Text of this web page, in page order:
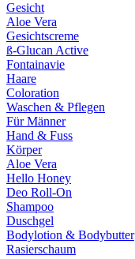
Gesicht
Aloe Vera
Gesichtscreme
ß-Glucan Active
Fontainavie
Haare
Coloration
Waschen & Pflegen
Für Männer
Hand & Fuss
Körper
Aloe Vera
Hello Honey
Deo Roll-On
Shampoo
Duschgel
Bodylotion & Bodybutter
Rasierschaum